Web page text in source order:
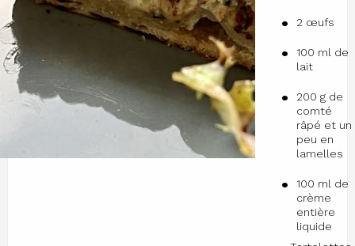
2 œufs
100 ml de
lait
200 g de
comté
râpé et un
peu en
lamelles
100 ml de
crème
entière
liquide